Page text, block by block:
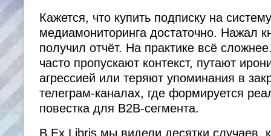
Кажется, что купить подписку на систему
медиамониторинга достаточно. Нажал
получил отчёт. На практике всё
часто пропускают контекст, путают
агрессией или теряют упоминания в
телеграм-каналах, где формируется
повестка для B2B-сегмента.
В Ex Libris мы видели десятки случаев,